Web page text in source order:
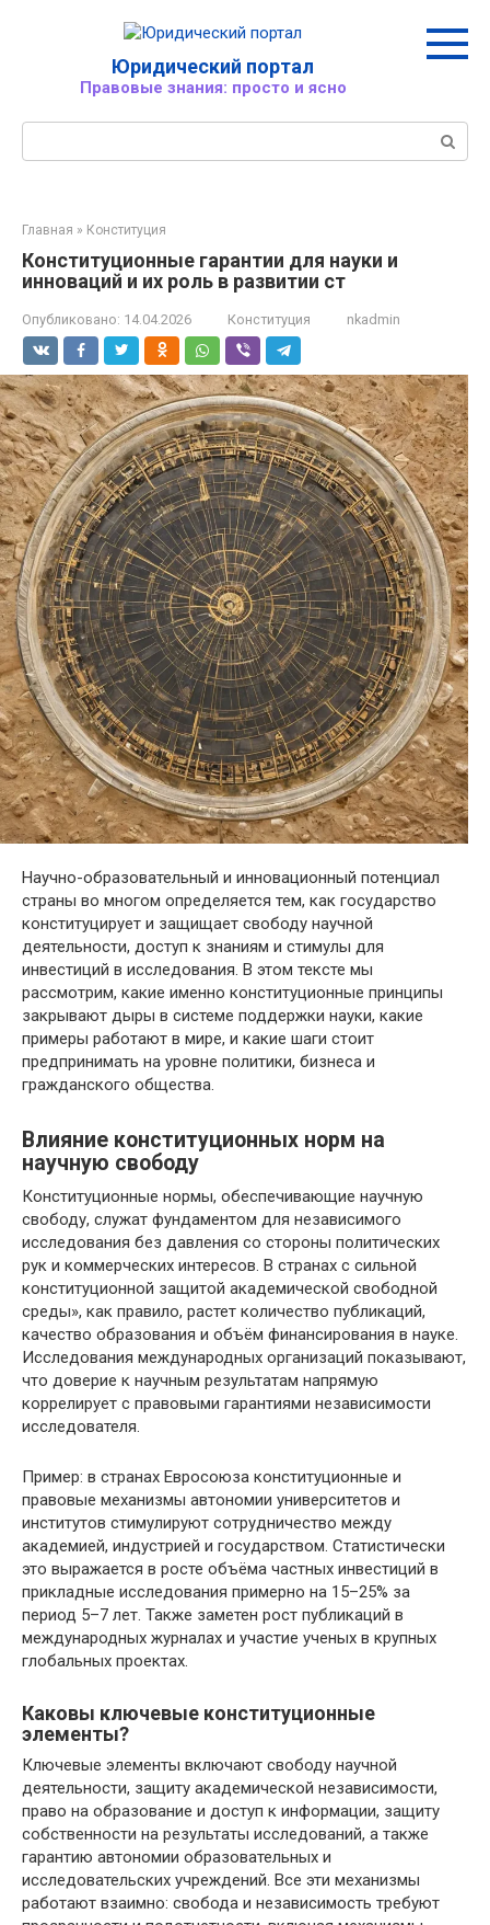
Юридический портал
Правовые знания: просто и ясно
Главная » Конституция
Конституционные гарантии для науки и
инноваций и их роль в развитии ст
Опубликовано: 14.04.2026 Конституция nkadmin
Научно-образовательный и инновационный потенциал
страны во многом определяется тем, как государство
конституцирует и защищает свободу научной
деятельности, доступ к знаниям и стимулы для
инвестиций в исследования. В этом тексте мы
рассмотрим, какие именно конституционные принципы
закрывают дыры в системе поддержки науки, какие
примеры работают в мире, и какие шаги стоит
предпринимать на уровне политики, бизнеса и
гражданского общества.
Влияние конституционных норм на
научную свободу
Конституционные нормы, обеспечивающие научную
свободу, служат фундаментом для независимого
исследования без давления со стороны политических
рук и коммерческих интересов. В странах с сильной
конституционной защитой академической свободной
среды», как правило, растет количество публикаций,
качество образования и объём финансирования в науке.
Исследования международных организаций показывают,
что доверие к научным результатам напрямую
коррелирует с правовыми гарантиями независимости
исследователя.
Пример: в странах Евросоюза конституционные и
правовые механизмы автономии университетов и
институтов стимулируют сотрудничество между
академией, индустрией и государством. Статистически
это выражается в росте объёма частных инвестиций в
прикладные исследования примерно на 15–25% за
период 5–7 лет. Также заметен рост публикаций в
международных журналах и участие ученых в крупных
глобальных проектах.
Каковы ключевые конституционные
элементы?
Ключевые элементы включают свободу научной
деятельности, защиту академической независимости,
право на образование и доступ к информации, защиту
собственности на результаты исследований, а также
гарантию автономии образовательных и
исследовательских учреждений. Все эти механизмы
работают взаимно: свобода и независимость требуют